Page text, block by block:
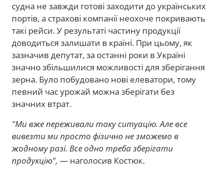
судна не завжди готові заходити до українських
портів, а страхові компанії неохоче покривають
такі рейси. У результаті частину продукції
доводиться залишати в країні. При цьому, як
зазначив депутат, за останні роки в Україні
значно збільшилися можливості для зберігання
зерна. Було побудовано нові елеватори, тому
певний час урожай можна зберігати без
значних втрат.
"Ми вже переживали таку ситуацію. Але все
вивезти ми просто фізично не зможемо в
жодному разі. Все одно треба зберігати
продукцію", — наголосив Костюк.